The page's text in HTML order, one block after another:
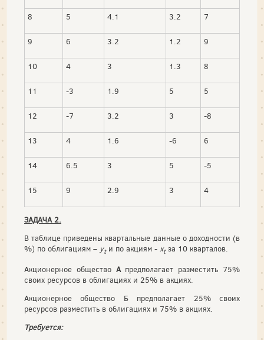
8 5 4.1 3.2 7
9 6 3.2 1.2 9
10 4 3 1.3 8
11 -3 1.9 5 5
12 -7 3.2 3 -8
13 4 1.6 -6 6
14 6.5 3 5 -5
15 9 2.9 3 4
ЗАДАЧА 2.
В таблице приведены квартальные данные о доходности (в
%) по облигациям – ytи по акциям - xtза 10 кварталов.
Акционерное общество Апредполагает разместить 75%
своих ресурсов в облигациях и 25% в акциях.
Акционерное общество Б предполагает 25% своих
ресурсов разместить в облигациях и 75% в акциях.
Требуется: